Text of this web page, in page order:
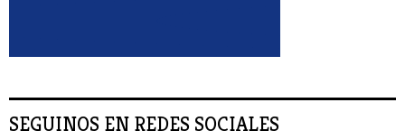
SEGUINOS EN REDES SOCIALES